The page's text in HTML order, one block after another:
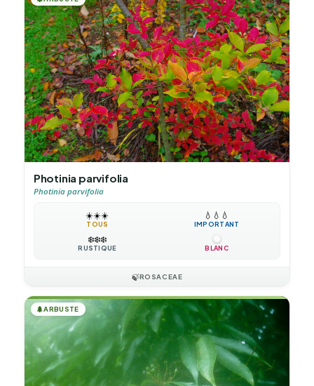
Photinia parvifolia
Photinia parvifolia
☀️☀️☀️
TOUS
💧 💧 💧
IMPORTANT
❄️❄️❄️
RUSTIQUE BLANC
🍃ROSACEAE
🌲ARBUSTE